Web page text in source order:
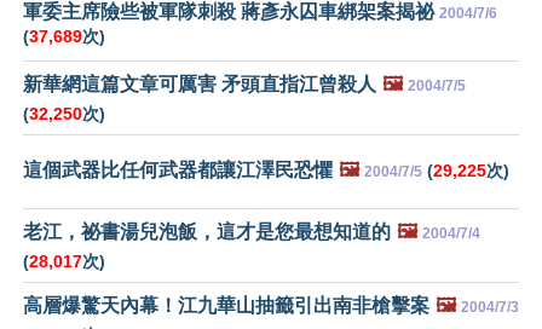
軍委主席險些被軍隊刺殺 蔣彥永囚車綁架案揭祕 2004/7/6
(37,689次)
新華網這篇文章可厲害 矛頭直指江曾殺人 🖼️ 2004/7/5
(32,250次)
這個武器比任何武器都讓江澤民恐懼 🖼️ 2004/7/5 (29,225次)
老江，祕書湯兒泡飯，這才是您最想知道的 🖼️ 2004/7/4
(28,017次)
高層爆驚天內幕！江九華山抽籤引出南非槍擊案 🖼️ 2004/7/3